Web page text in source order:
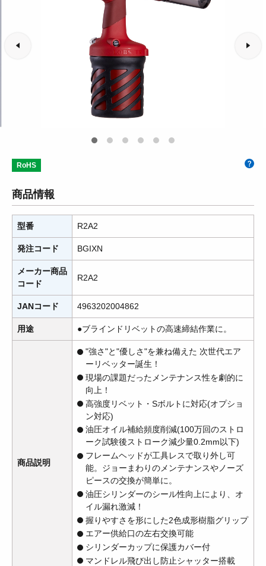
RoHS
商品情報
型番 R2A2
発注コード BGIXN
メーカー商品
コード
R2A2
JANコード 4963202004862
用途 ●ブラインドリベットの高速締結作業に。
商品説明
"強さ"と"優しさ"を兼ね備えた 次世代エア
ーリベッター誕生！
現場の課題だったメンテナンス性を劇的に
向上！
高強度リベット・Sボルトに対応(オプショ
ン対応)
油圧オイル補給頻度削減(100万回のストロ
ーク試験後ストローク減少量0.2mm以下)
フレームヘッドが工具レスで取り外し可
能。ジョーまわりのメンテナンスやノーズ
ピースの交換が簡単に。
油圧シリンダーのシール性向上により、オ
イル漏れ激減！
握りやすさを形にした2色成形樹脂グリップ
エアー供給口の左右交換可能
シリンダーカップに保護カバー付
マンドレル飛び出し防止シャッター搭載